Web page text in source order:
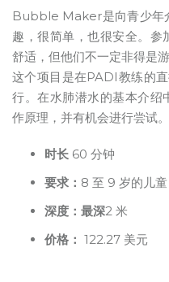
Bubble Maker是向青少年
趣，很简单，也很安全。参
舒适，但他们不一定非得是游
这个项目是在PADI教练的
行。在水肺潜水的基本介绍
作原理，并有机会进行尝试。
时长 60 分钟
要求： 8 至 9 岁的儿童
深度：最深2 米
价格： 122.27 美元